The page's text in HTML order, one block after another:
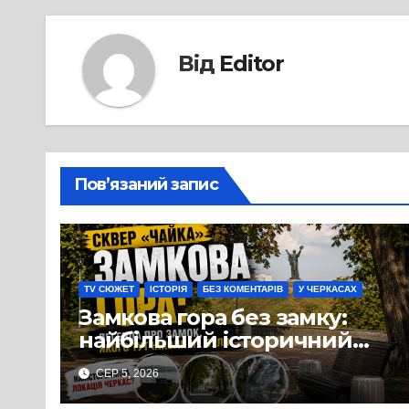
Від Editor
Пов’язаний запис
TV СЮЖЕТ ІСТОРІЯ БЕЗ КОМЕНТАРІВ У ЧЕРКАСАХ
Замкова гора без замку:
найбільший історичний
міф Черкас
СЕР 5, 2026